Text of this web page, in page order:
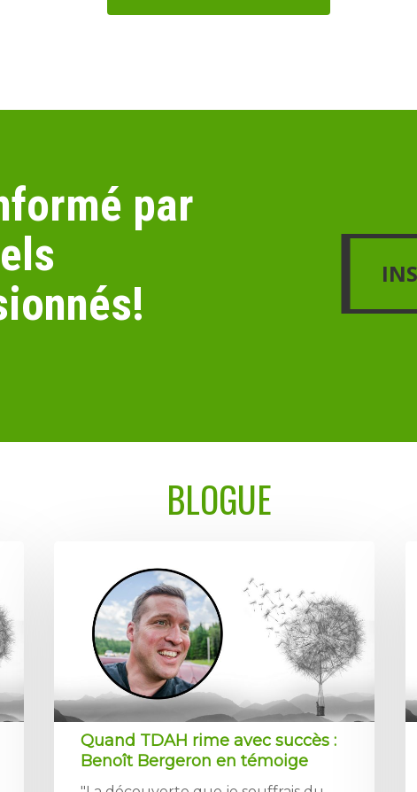
par
INSCRIVEZ-
BLOGUE
Quand TDAH rime avec succès :
Benoît Bergeron en témoige